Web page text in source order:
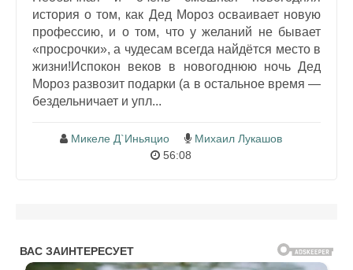
история о том, как Дед Мороз осваивает новую
профессию, и о том, что у желаний не бывает
«просрочки», а чудесам всегда найдётся место в
жизни!Испокон веков в новогоднюю ночь Дед
Мороз развозит подарки (а в остальное время —
бездельничает и упл...
Микеле Д`Иньяцио
Михаил Лукашов
56:08